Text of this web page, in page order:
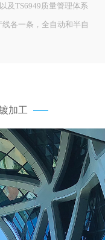
及TS6949质量管理体系
各一条，全自动和半自
加工